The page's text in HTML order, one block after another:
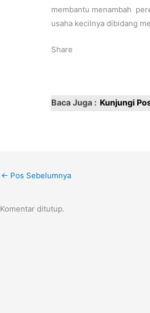
membantu menambah
usaha kecilnya dibidang
Share
Baca Juga : Kunjungi
← Pos Sebelumnya
Komentar ditutup.